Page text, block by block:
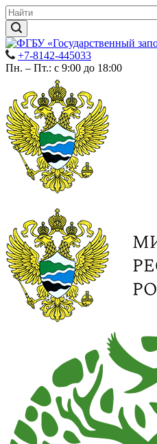
+7-8142-445033
Пн. – Пт.: с 9:00 до 18:00